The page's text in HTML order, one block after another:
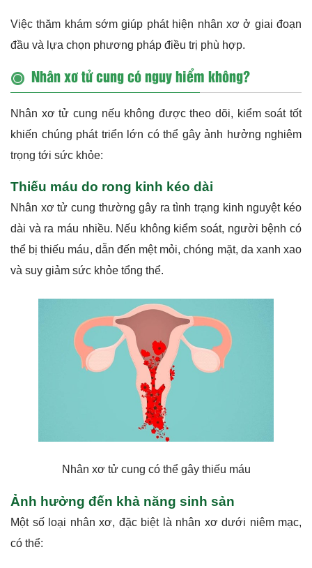
Việc thăm khám sớm giúp phát hiện nhân xơ ở giai đoạn
đầu và lựa chọn phương pháp điều trị phù hợp.
Nhân xơ tử cung có nguy hiểm không?
Nhân xơ tử cung nếu không được theo dõi, kiểm soát tốt
khiến chúng phát triển lớn có thể gây ảnh hưởng nghiêm
trọng tới sức khỏe:
Thiếu máu do rong kinh kéo dài
Nhân xơ tử cung thường gây ra tình trạng kinh nguyệt kéo
dài và ra máu nhiều. Nếu không kiểm soát, người bệnh có
thể bị thiếu máu, dẫn đến mệt mỏi, chóng mặt, da xanh xao
và suy giảm sức khỏe tổng thể.
Nhân xơ tử cung có thể gây thiếu máu
Ảnh hưởng đến khả năng sinh sản
Một số loại nhân xơ, đặc biệt là nhân xơ dưới niêm mạc,
có thể: